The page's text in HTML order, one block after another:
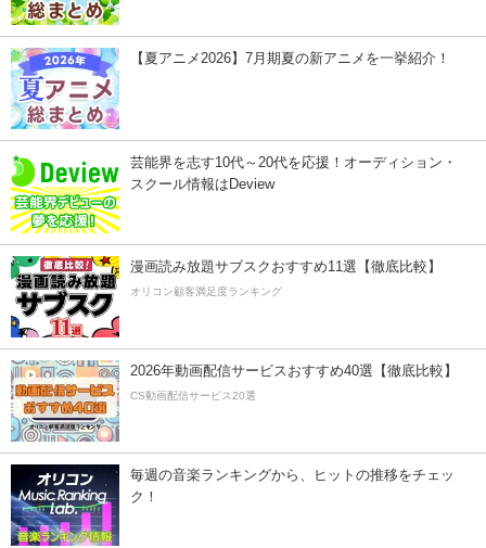
【夏アニメ2026】7月期夏の新アニメを一挙紹介！
芸能界を志す10代～20代を応援！オーディション・
スクール情報はDeview
漫画読み放題サブスクおすすめ11選【徹底比較】
オリコン顧客満足度ランキング
2026年動画配信サービスおすすめ40選【徹底比較】
CS動画配信サービス20選
毎週の音楽ランキングから、ヒットの推移をチェッ
ク！